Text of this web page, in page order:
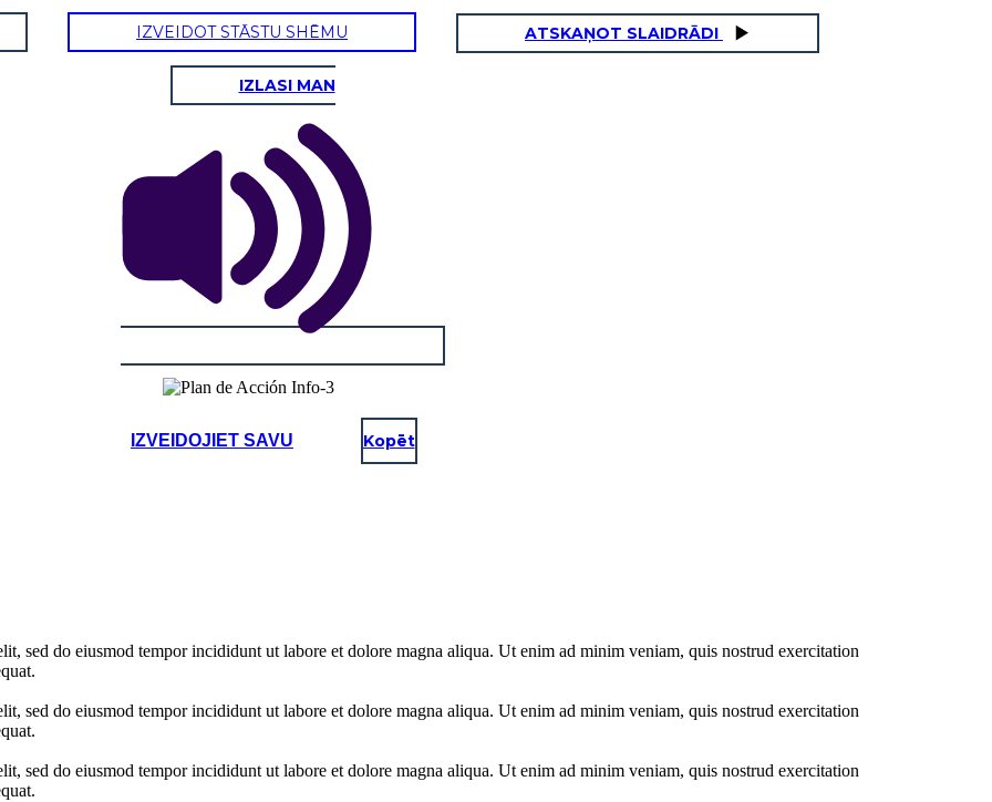
IZVEIDOT STĀSTU SHĒMU ATSKAŅOT SLAIDRĀDI
IZLASI MAN
IZVEIDOJIET SAVU Kopēt
sed do eiusmod tempor incididunt ut labore et dolore magna aliqua. Ut enim ad minim veniam, quis nostrud exercitation
sed do eiusmod tempor incididunt ut labore et dolore magna aliqua. Ut enim ad minim veniam, quis nostrud exercitation
sed do eiusmod tempor incididunt ut labore et dolore magna aliqua. Ut enim ad minim veniam, quis nostrud exercitation